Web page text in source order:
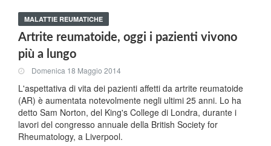
MALATTIE REUMATICHE
Artrite reumatoide, oggi i pazienti vivono
più a lungo
Domenica 18 Maggio 2014
L'aspettativa di vita dei pazienti affetti da artrite reumatoide
(AR) è aumentata notevolmente negli ultimi 25 anni. Lo ha
detto Sam Norton, del King's College di Londra, durante i
lavori del congresso annuale della British Society for
Rheumatology, a Liverpool.